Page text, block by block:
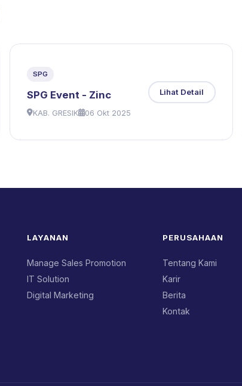
SPG
SPG Event - Zinc
KAB. GRESIK 06 Okt 2025
Lihat Detail
LAYANAN
Manage Sales Promotion
IT Solution
Digital Marketing
PERUSAHAAN
Tentang Kami
Karir
Berita
Kontak